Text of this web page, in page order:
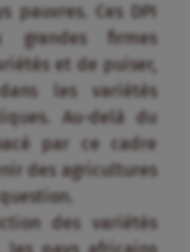
pauvres. Ces DPI
grandes firmes
et de puiser,
les variétés
Au-delà du
par ce cadre
des agricultures
des variétés